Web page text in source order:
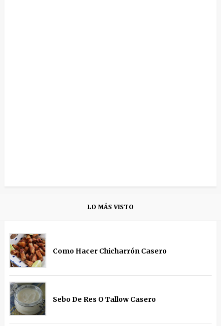
LO MÁS VISTO
Como Hacer Chicharrón Casero
Sebo De Res O Tallow Casero